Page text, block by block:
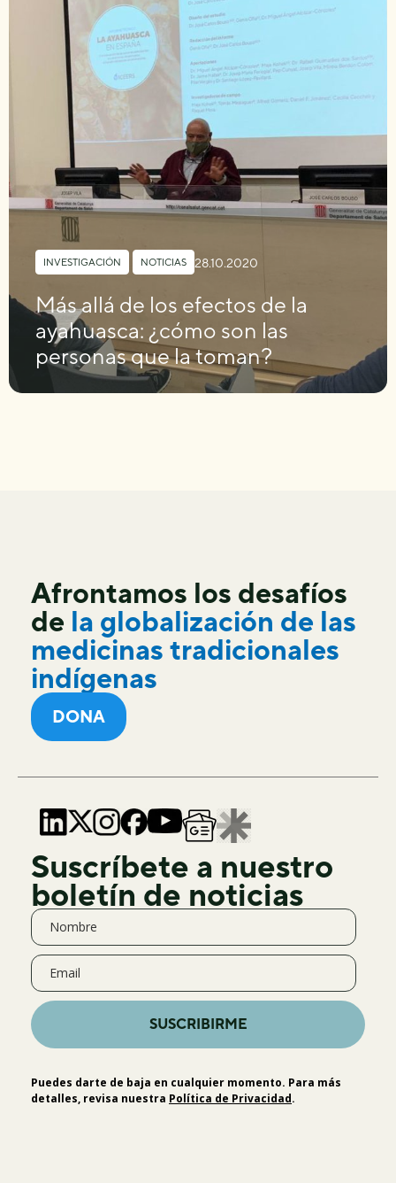
INVESTIGACIÓN NOTICIAS 28.10.2020
Más allá de los efectos de la
ayahuasca: ¿cómo son las
personas que la toman?
Afrontamos los desafíos
de la globalización de las
medicinas tradicionales
indígenas
DONA
Suscríbete a nuestro
boletín de noticias
SUSCRIBIRME
Puedes darte de baja en cualquier momento. Para más
detalles, revisa nuestra Política de Privacidad.